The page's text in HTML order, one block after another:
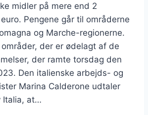
midler på mere end 2
Pengene går til områderne
og Marche-regionerne.
der er ødelagt af de
der ramte torsdag den
Den italienske arbejds- og
Marina Calderone udtaler
Italia, at…